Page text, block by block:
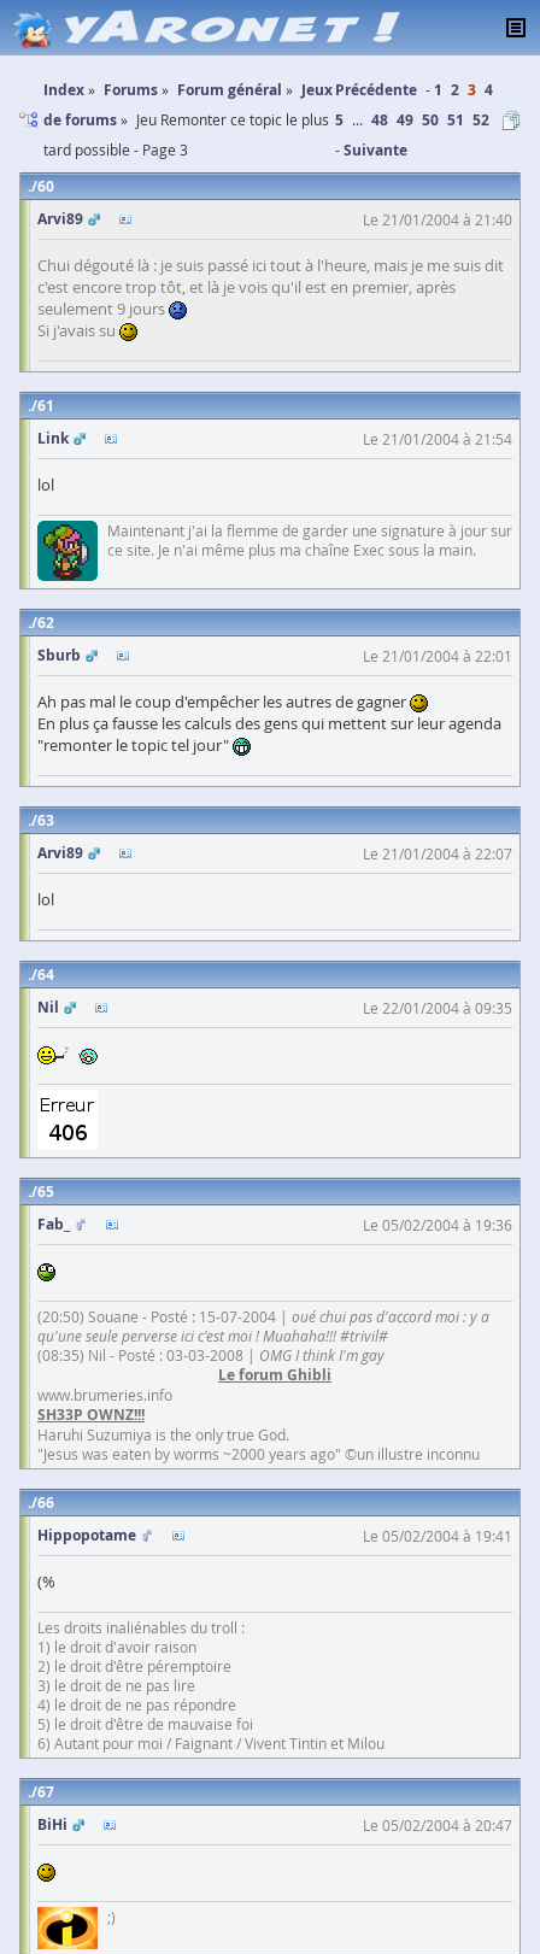
Index Forums Forum général
Jeux
de forums
Jeu Remonter ce topic le plus
tard possible - Page 3
Précédente 1 2 3 4
5 ... 48 49 50 51 52
Suivante
60
Arvi89
Le 21/01/2004 à 21:40
Chui dégouté là : je suis passé ici tout à l'heure, mais je me suis dit
c'est encore trop tôt, et là je vois qu'il est en premier, après
seulement 9 jours
Si j'avais su
61
Link
Le 21/01/2004 à 21:54
lol
Maintenant j'ai la flemme de garder une signature à jour sur
ce site. Je n'ai même plus ma chaîne Exec sous la main.
62
Sburb
Le 21/01/2004 à 22:01
Ah pas mal le coup d'empêcher les autres de gagner
En plus ça fausse les calculs des gens qui mettent sur leur agenda
"remonter le topic tel jour"
63
Arvi89
Le 21/01/2004 à 22:07
lol
64
Nil
Le 22/01/2004 à 09:35
65
Fab_
Le 05/02/2004 à 19:36
(20:50) Souane - Posté : 15-07-2004 | oué chui pas d'accord moi : y a
qu'une seule perverse ici c'est moi ! Muahaha!!! #trivil#
(08:35) Nil - Posté : 03-03-2008 | OMG I think I'm gay
Le forum Ghibli
www.brumeries.info
SH33P OWNZ!!!
Haruhi Suzumiya is the only true God.
"Jesus was eaten by worms ~2000 years ago" ©un illustre inconnu
66
Hippopotame
Le 05/02/2004 à 19:41
(%
Les droits inaliénables du troll :
1) le droit d'avoir raison
2) le droit d'être péremptoire
3) le droit de ne pas lire
4) le droit de ne pas répondre
5) le droit d'être de mauvaise foi
6) Autant pour moi / Faignant / Vivent Tintin et Milou
67
BiHi
Le 05/02/2004 à 20:47
;)